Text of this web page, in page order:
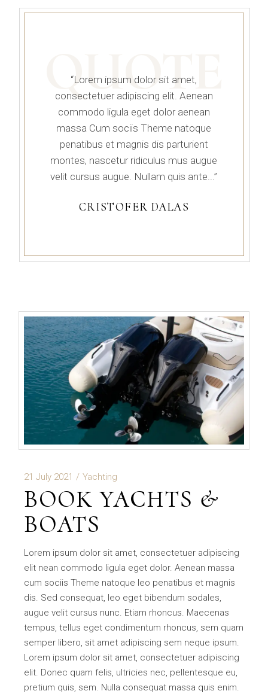
QUOTE
“Lorem ipsum dolor sit amet,
consectetuer adipiscing elit. Aenean
commodo ligula eget dolor aenean
massa Cum sociis Theme natoque
penatibus et magnis dis parturient
montes, nascetur ridiculus mus augue
velit cursus augue. Nullam quis ante...”
CRISTOFER DALAS
21 July 2021 Yachting
BOOK YACHTS &
BOATS
Lorem ipsum dolor sit amet, consectetuer adipiscing
elit nean commodo ligula eget dolor. Aenean massa
cum sociis Theme natoque leo penatibus et magnis
dis. Sed consequat, leo eget bibendum sodales,
augue velit cursus nunc. Etiam rhoncus. Maecenas
tempus, tellus eget condimentum rhoncus, sem quam
semper libero, sit amet adipiscing sem neque ipsum.
Lorem ipsum dolor sit amet, consectetuer adipiscing
elit. Donec quam felis, ultricies nec, pellentesque eu,
pretium quis, sem. Nulla consequat massa quis enim.